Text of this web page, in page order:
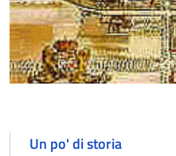
Un po' di storia